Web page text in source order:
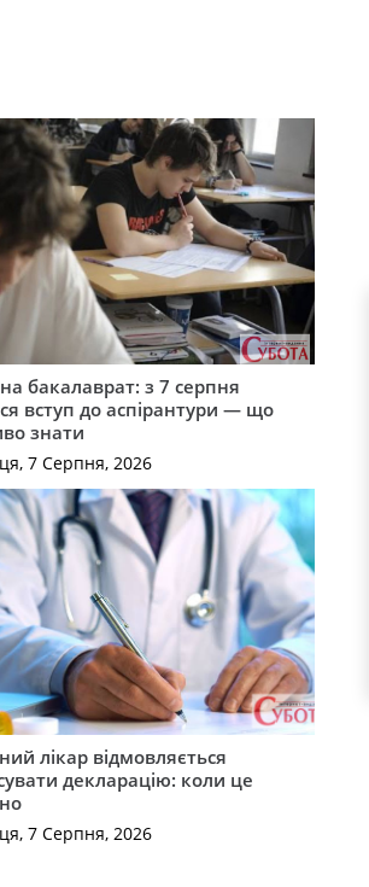
бакалаврат: з 7 серпня
вступ до аспірантури — що
знати
7 Серпня, 2026
лікар відмовляється
декларацію: коли це
7 Серпня, 2026